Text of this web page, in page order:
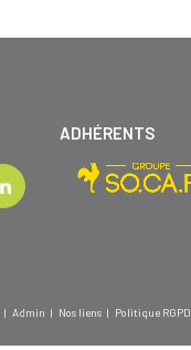
ADHÉRENTS
Admin Nos liens Politique RGPD